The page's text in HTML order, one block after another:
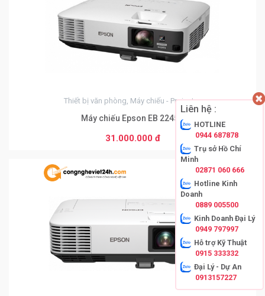
Liên hệ :
HOTLINE
0944 687878
Trụ sở Hồ Chí
Minh
02871 060 666
Hotline Kinh
Doanh
0889 005500
Kinh Doanh Đại Lý
0949 797997
Hỗ trợ Kỹ Thuật
0915 333332
Đại Lý - Dự An
0913157227
Thiết bị văn phòng, Máy chiếu - Projector
Máy chiếu Epson EB 2245U
31.000.000 đ